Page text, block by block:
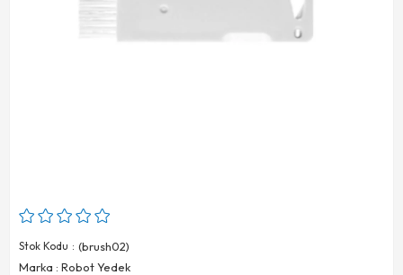
Stok Kodu
(brush02)
Marka : Robot Yedek